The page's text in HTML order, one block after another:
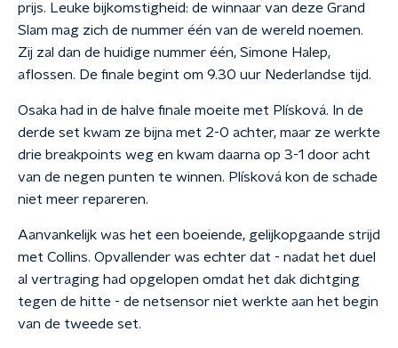
prijs. Leuke bijkomstigheid: de winnaar van deze Grand
Slam mag zich de nummer één van de wereld noemen.
Zij zal dan de huidige nummer één, Simone Halep,
aflossen. De finale begint om 9.30 uur Nederlandse tijd.
Osaka had in de halve finale moeite met Plísková. In de
derde set kwam ze bijna met 2-0 achter, maar ze werkte
drie breakpoints weg en kwam daarna op 3-1 door acht
van de negen punten te winnen. Plísková kon de schade
niet meer repareren.
Aanvankelijk was het een boeiende, gelijkopgaande strijd
met Collins. Opvallender was echter dat - nadat het duel
al vertraging had opgelopen omdat het dak dichtging
tegen de hitte - de netsensor niet werkte aan het begin
van de tweede set.